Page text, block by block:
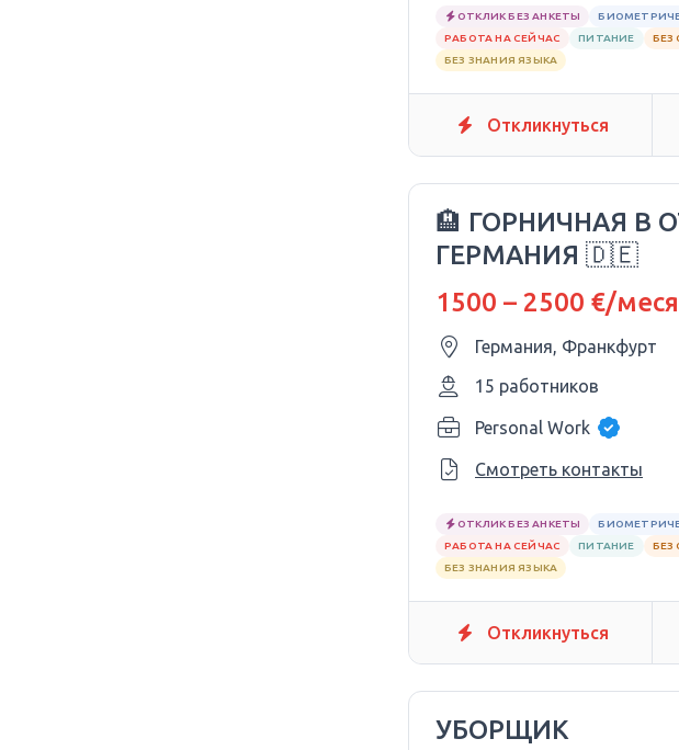
ОТКЛИК БЕЗ АНКЕТЫ
РАБОТА НА СЕЙЧАС
ПИТАНИЕ БЕЗ
БЕЗ ЗНАНИЯ ЯЗЫКА
Откликнуться
🏨 ГОРНИЧНАЯ В
ГЕРМАНИЯ 🇩🇪
1500 – 2500 €/
Германия, Франкфурт
15 работников
Personal Work
Смотреть контакты
ОТКЛИК БЕЗ АНКЕТЫ
РАБОТА НА СЕЙЧАС
ПИТАНИЕ БЕЗ
БЕЗ ЗНАНИЯ ЯЗЫКА
Откликнуться
УБОРЩИК